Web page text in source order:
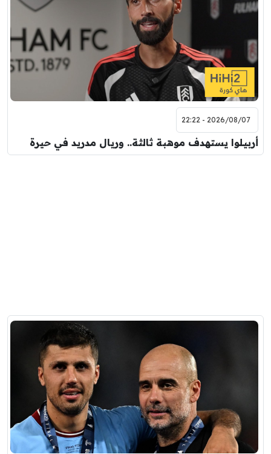
2026/08/07 - 22:22
أربيلوا يستهدف موهبة ثالثة.. وريال مدريد في حيرة